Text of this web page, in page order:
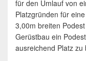
für den Umlauf von
Platzgründen für
3,00m breiten
Gerüstbau ein
ausreichend Platz zu